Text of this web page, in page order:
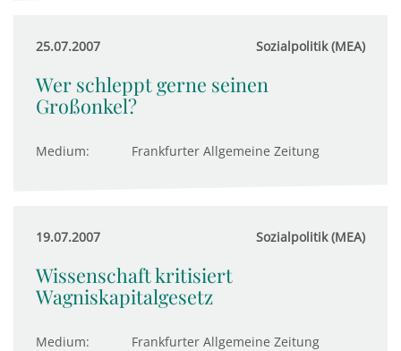
25.07.2007 Sozialpolitik (MEA)
Wer schleppt gerne seinen
Großonkel?
Medium: Frankfurter Allgemeine Zeitung
19.07.2007 Sozialpolitik (MEA)
Wissenschaft kritisiert
Wagniskapitalgesetz
Medium: Frankfurter Allgemeine Zeitung